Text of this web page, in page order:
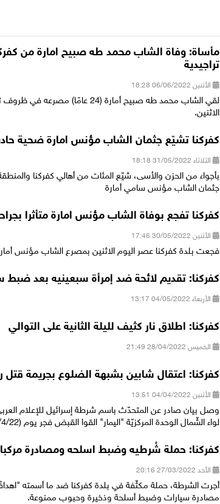
مأساة: وفاة الشاب محمد طه صبيح امارة من
تراجيدية
الأثنين 06/06/2022 18:28
لقي الشاب محمد طه صبيح أمارة (24 عامًا)
الاثنين.
كفركنا تشيّع جثمان الشاب مؤنس امارة ضحية
الثلاثاء 31/05/2022 18:18
بأجواء من الحزن والأسى، شيّع المئات من أهالي كفركنا
جثمان الشاب مؤنس سامي أمارة
كفركنا تفجع بوفاة الشاب مؤنس امارة متأثرا
الأثنين 30/05/2022 17:46
فجعت بلدة كفركنا عصر اليوم الاثنين بمصرع الشاب مؤنس
كفركنا: تقديم لائحة ضد إمرأة سبعينيه بعد ضبط
الأربعاء 04/05/2022 13:17
كفركنا: اطلاق نار كثيف لليلة الثانية على التوالي
الخميس 28/04/2022 21:49
كفركنا: اعتقال شابين بشبهة الضلوع بجريمة قتل
الأثنين 04/04/2022 13:51
وصل بيان صادر عن المتحدّث باسم شرطة إسرائيل للإعلام
لواء الشّمال الوحدة المركزيّة "اليمار" القوا القبض فجر يوم (3/4/22) في...
كفركنا: حملة شُرطيه وضبط اسلحه ومصادرة
الأحد 27/03/2022 20:16
أجرت الشرطة، حملة مكثّفة في بلدة كفركنا ضد ما أسمته
مصادرة سيارات وضبط أسلحة وذخيرة وحبوب ممنوعة.